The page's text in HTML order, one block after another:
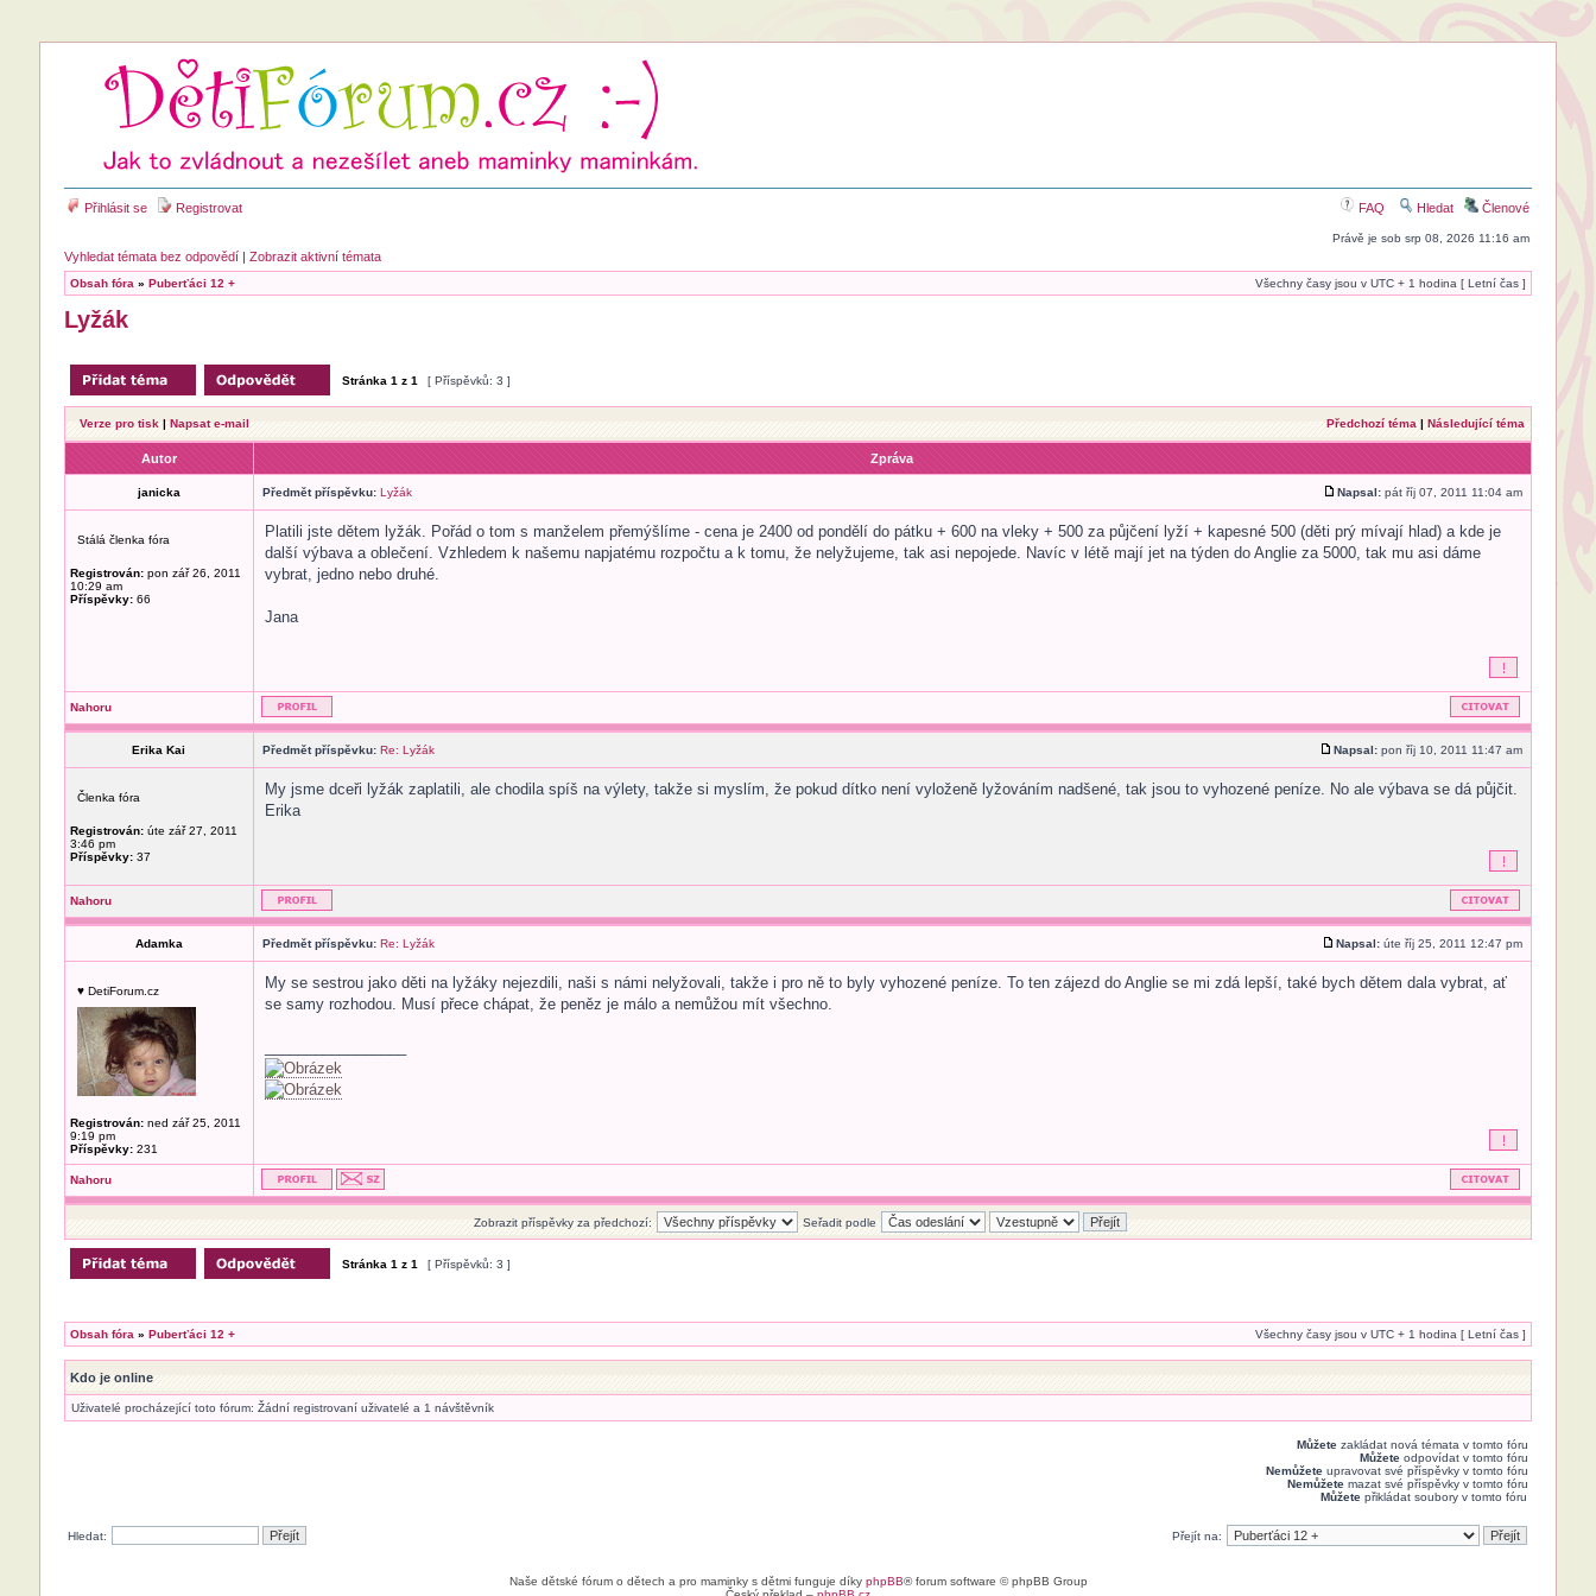
Přihlásit se Registrovat FAQ Hledat Členové
Právě je sob srp 08, 2026 11:16 am
Vyhledat témata bez odpovědí| Zobrazit aktivní témata
Obsah fóra » Puberťáci 12 + Všechny časy jsou v UTC + 1 hodina [ Letní čas ]
Lyžák
Stránka 1 z 1 [ Příspěvků: 3 ]
Verze pro tisk | Napsat e-mail Předchozí téma | Následující téma
Autor Zpráva
janicka Předmět příspěvku: Lyžák Napsal:pát říj 07, 2011 11:04 am
Stálá členka fóra
Registrován:pon zář 26, 2011
10:29 am
Příspěvky:66
Platili jste dětem lyžák. Pořád o tom s manželem přemýšlíme - cena je 2400 od pondělí do pátku + 600 na vleky + 500 za půjčení lyží + kapesné 500 (děti prý mívají hlad) a kde je
další výbava a oblečení. Vzhledem k našemu napjatému rozpočtu a k tomu, že nelyžujeme, tak asi nepojede. Navíc v létě mají jet na týden do Anglie za 5000, tak mu asi dáme
vybrat, jedno nebo druhé.
Jana
Nahoru
Erika Kai Předmět příspěvku: Re: Lyžák Napsal:pon říj 10, 2011 11:47 am
Členka fóra
Registrován:úte zář 27, 2011
3:46 pm
Příspěvky:37
My jsme dceři lyžák zaplatili, ale chodila spíš na výlety, takže si myslím, že pokud dítko není vyloženě lyžováním nadšené, tak jsou to vyhozené peníze. No ale výbava se dá půjčit.
Erika
Nahoru
Adamka Předmět příspěvku: Re: Lyžák Napsal:úte říj 25, 2011 12:47 pm
♥ DetiForum.cz
Registrován:ned zář 25, 2011
9:19 pm
Příspěvky:231
My se sestrou jako děti na lyžáky nejezdili, naši s námi nelyžovali, takže i pro ně to byly vyhozené peníze. To ten zájezd do Anglie se mi zdá lepší, také bych dětem dala vybrat, ať
se samy rozhodou. Musí přece chápat, že peněz je málo a nemůžou mít všechno.
Nahoru
Zobrazit příspěvky za předchozí: Seřadit podle
Stránka 1 z 1 [ Příspěvků: 3 ]
Obsah fóra » Puberťáci 12 + Všechny časy jsou v UTC + 1 hodina [ Letní čas ]
Kdo je online
Uživatelé procházející toto fórum: Žádní registrovaní uživatelé a 1 návštěvník
Můžetezakládat nová témata v tomto fóru
Můžeteodpovídat v tomto fóru
Nemůžeteupravovat své příspěvky v tomto fóru
Nemůžetemazat své příspěvky v tomto fóru
Můžetepřikládat soubory v tomto fóru
Hledat: Přejít na:
Naše dětské fórum o dětech a pro maminky s dětmi funguje díky phpBB® forum software © phpBB Group